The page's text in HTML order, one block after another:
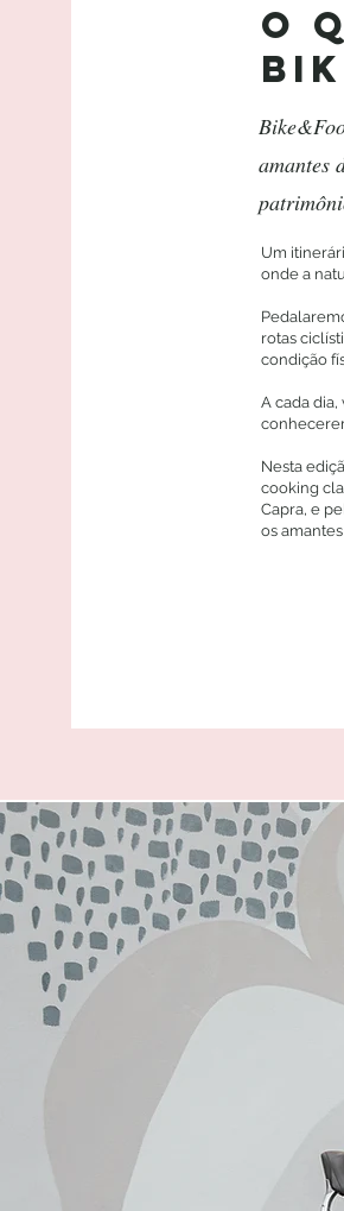
O
amantes
Um
onde a
rotas
condição
A cada
Nesta
cooking
Capra, e
os